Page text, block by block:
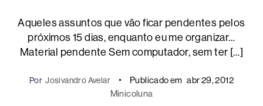
Aqueles assuntos que vão ficar pendentes pelos
próximos 15 dias, enquanto eu me organizar…
Material pendente Sem computador, sem ter […]
Por Josivandro Avelar Publicado em abr 29, 2012
Minicoluna